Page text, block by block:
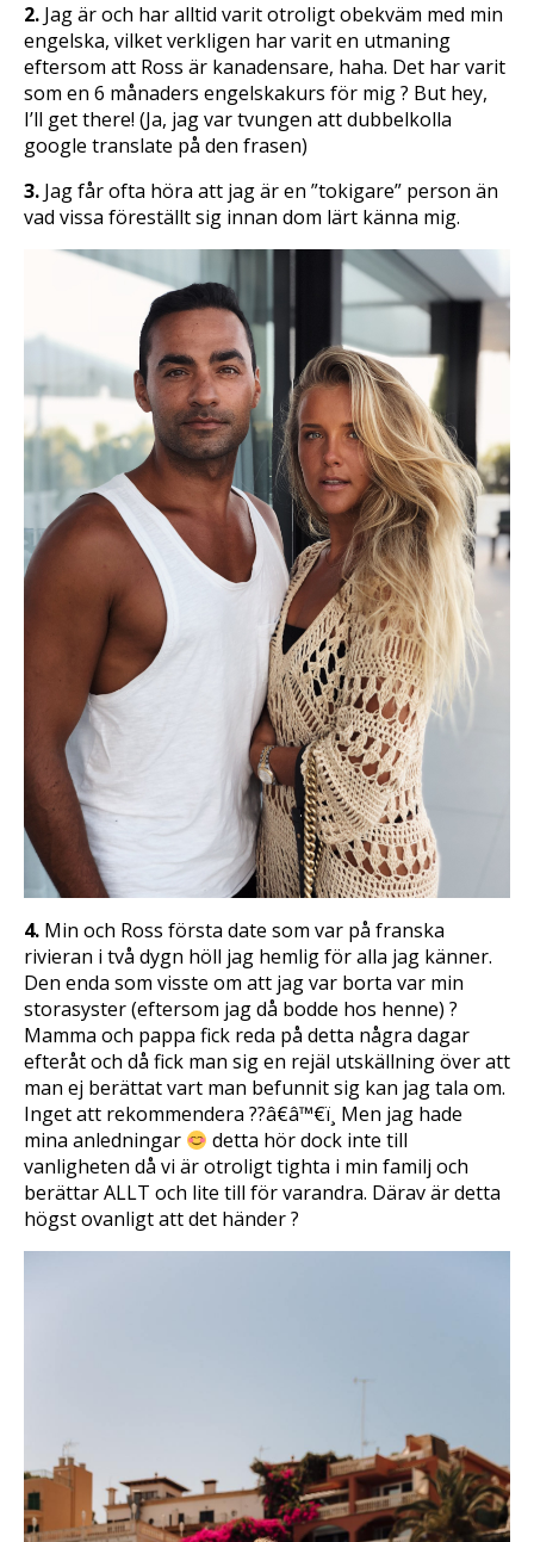
2. Jag är och har alltid varit otroligt obekväm med min
engelska, vilket verkligen har varit en utmaning
eftersom att Ross är kanadensare, haha. Det har varit
som en 6 månaders engelskakurs för mig ? But hey,
I’ll get there! (Ja, jag var tvungen att dubbelkolla
google translate på den frasen)
3. Jag får ofta höra att jag är en ”tokigare” person än
vad vissa föreställt sig innan dom lärt känna mig.
4. Min och Ross första date som var på franska
rivieran i två dygn höll jag hemlig för alla jag känner.
Den enda som visste om att jag var borta var min
storasyster (eftersom jag då bodde hos henne) ?
Mamma och pappa fick reda på detta några dagar
efteråt och då fick man sig en rejäl utskällning över att
man ej berättat vart man befunnit sig kan jag tala om.
Inget att rekommendera ??â€â™€ï¸ Men jag hade
mina anledningar
 detta hör dock inte till
vanligheten då vi är otroligt tighta i min familj och
berättar ALLT och lite till för varandra. Därav är detta
högst ovanligt att det händer ?